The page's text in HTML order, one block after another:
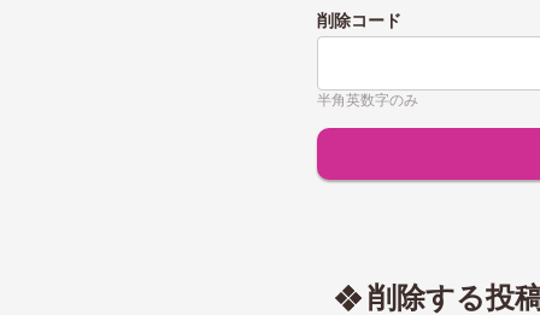
削除コード
半角英数字のみ
削除する投